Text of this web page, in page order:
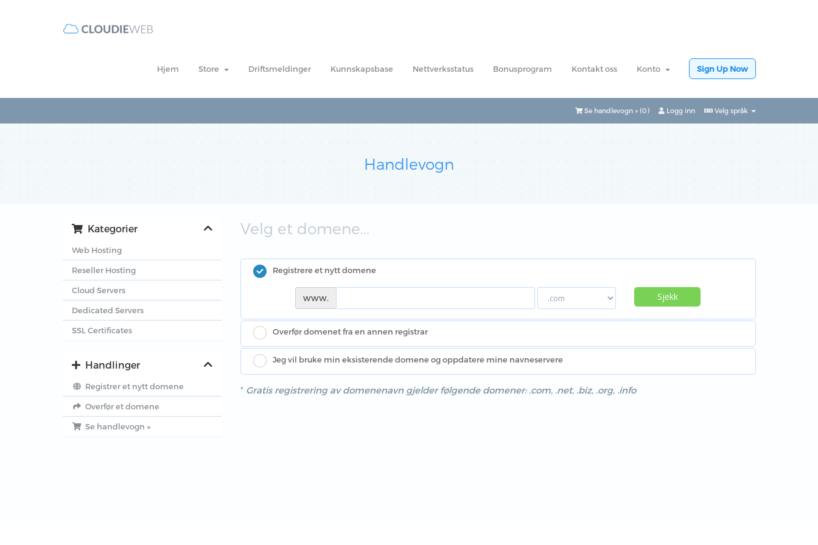
Hjem Store Driftsmeldinger Kunnskapsbase Nettverksstatus Bonusprogram Kontakt oss Konto Sign Up Now
Velg språk
Logg inn
Se handlevogn » (0)
Handlevogn
Velg et domene...
Kategorier
Web Hosting
Reseller Hosting
Cloud Servers
Dedicated Servers
SSL Certificates
Handlinger
Registrer et nytt domene
Overfør et domene
Se handlevogn »
Registrere et nytt domene
www. Sjekk
Overfør domenet fra en annen registrar
Jeg vil bruke min eksisterende domene og oppdatere mine navneservere
* Gratis registrering av domenenavn gjelder følgende domener: .com, .net, .biz, .org, .info